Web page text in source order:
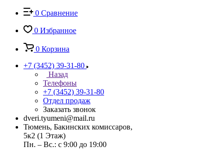
0 Сравнение
0 Избранное
0 Корзина
+7 (3452) 39-31-80
Назад
Телефоны
+7 (3452) 39-31-80
Отдел продаж
Заказать звонок
dveri.tyumeni@mail.ru
Тюмень, Бакинских комиссаров,
5к2 (1 Этаж)
Пн. – Вс.: с 9:00 до 19:00